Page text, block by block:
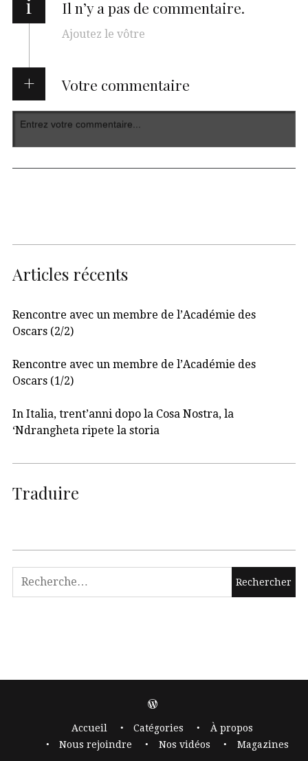
i Il n’y a pas de commentaire.
Ajoutez le vôtre
Votre commentaire
Articles récents
Rencontre avec un membre de l’Académie des
Oscars (2/2)
Rencontre avec un membre de l’Académie des
Oscars (1/2)
In Italia, trent’anni dopo la Cosa Nostra, la
‘Ndrangheta ripete la storia
Traduire
Accueil Catégories
À propos
Nous rejoindre
Nos vidéos Magazines